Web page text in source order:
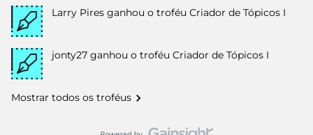
Larry Pires ganhou o troféu Criador de Tópicos I
jonty27 ganhou o troféu Criador de Tópicos I
Mostrar todos os troféus